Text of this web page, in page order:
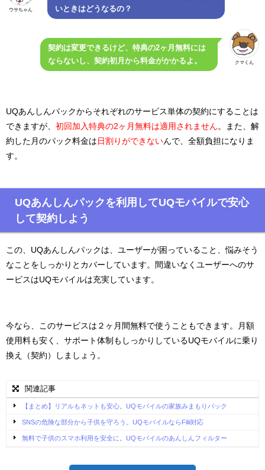
ウサちゃん
いときはどうなるの？
クマくん
契約は変更できるけど、特典の2ヶ月無料には
ならないし、契約初月から料金がかかるよ。
UQあんしんパックからそれぞれのサービス単体の契約にすることは
できますが、 初回加入特典の2ヶ月無料は適用されません 。また、解
約した月のパック料金は 日割りができないんで、全額負担になりま
す。
UQあんしんパックを利用してUQモバイルで安心
して契約しよう
この、UQあんしんパックは、ユーザーが困っていること、悩みそう
なことをしっかりとカバーしています。間違いなくユーザーへのサ
ービスはUQモバイルは充実しています。
今なら、このサービスは２ヶ月間無料で使うこともできます。月額
使用料も安く、サポート体制もしっかりしているUQモバイルに乗り
換え（契約）しましょう。
関連記事
【まとめ】リアルもネットも安心。UQモバイルの家族みまもりパック
SNSの危険な部分から子供を守ろう。UQモバイルならFilii対応
無料で子供のスマホ利用を安全に。UQモバイルのあんしんフィルター